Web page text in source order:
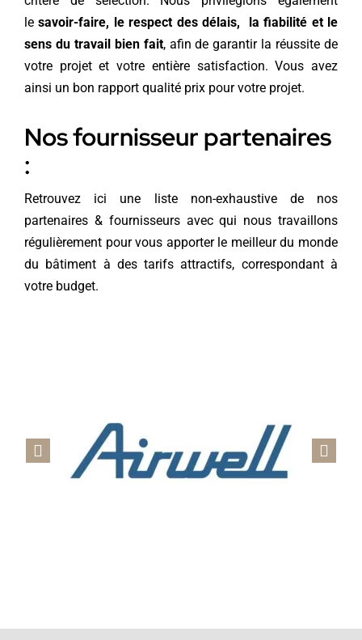
lesavoir-faire, le respect des délais, la fiabilité et le
sens du travail bien fait, afin de garantir la réussite de
votre projet et votre entière satisfaction. Vous avez
ainsi un bon rapport qualité prix pour votre projet.
Nos fournisseur partenaires
:
Retrouvez ici une liste non-exhaustive de nos
partenaires & fournisseurs avec qui nous travaillons
régulièrement pour vous apporter le meilleur du monde
du bâtiment à des tarifs attractifs, correspondant à
votre budget.